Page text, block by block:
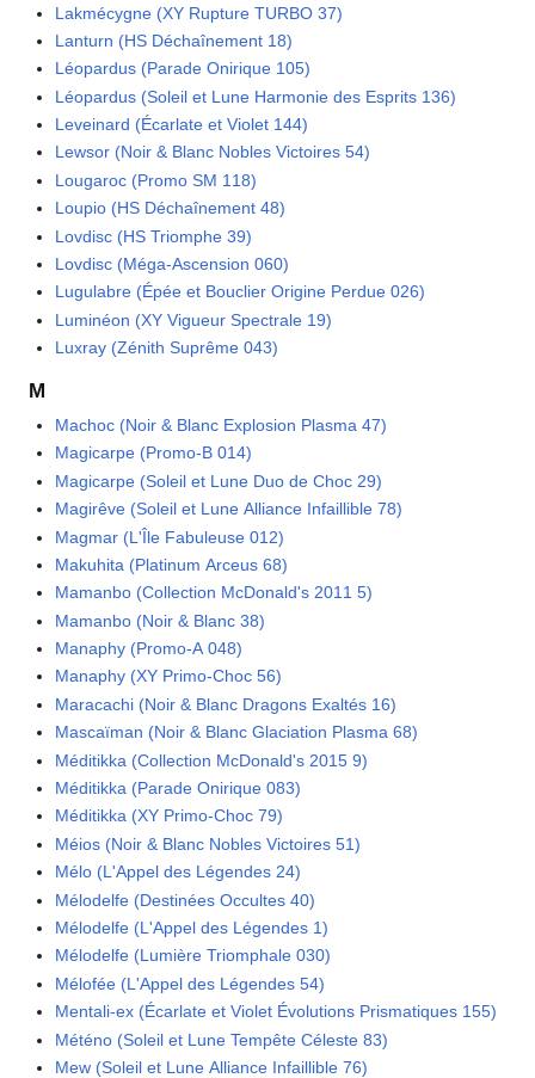
Lakmécygne (XY Rupture TURBO 37)
Lanturn (HS Déchaînement 18)
Léopardus (Parade Onirique 105)
Léopardus (Soleil et Lune Harmonie des Esprits 136)
Leveinard (Écarlate et Violet 144)
Lewsor (Noir & Blanc Nobles Victoires 54)
Lougaroc (Promo SM 118)
Loupio (HS Déchaînement 48)
Lovdisc (HS Triomphe 39)
Lovdisc (Méga-Ascension 060)
Lugulabre (Épée et Bouclier Origine Perdue 026)
Luminéon (XY Vigueur Spectrale 19)
Luxray (Zénith Suprême 043)
M
Machoc (Noir & Blanc Explosion Plasma 47)
Magicarpe (Promo-B 014)
Magicarpe (Soleil et Lune Duo de Choc 29)
Magirêve (Soleil et Lune Alliance Infaillible 78)
Magmar (L'Île Fabuleuse 012)
Makuhita (Platinum Arceus 68)
Mamanbo (Collection McDonald's 2011 5)
Mamanbo (Noir & Blanc 38)
Manaphy (Promo-A 048)
Manaphy (XY Primo-Choc 56)
Maracachi (Noir & Blanc Dragons Exaltés 16)
Mascaïman (Noir & Blanc Glaciation Plasma 68)
Méditikka (Collection McDonald's 2015 9)
Méditikka (Parade Onirique 083)
Méditikka (XY Primo-Choc 79)
Méios (Noir & Blanc Nobles Victoires 51)
Mélo (L'Appel des Légendes 24)
Mélodelfe (Destinées Occultes 40)
Mélodelfe (L'Appel des Légendes 1)
Mélodelfe (Lumière Triomphale 030)
Mélofée (L'Appel des Légendes 54)
Mentali-ex (Écarlate et Violet Évolutions Prismatiques 155)
Météno (Soleil et Lune Tempête Céleste 83)
Mew (Soleil et Lune Alliance Infaillible 76)